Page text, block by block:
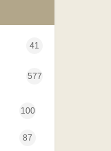
41
577
100
87